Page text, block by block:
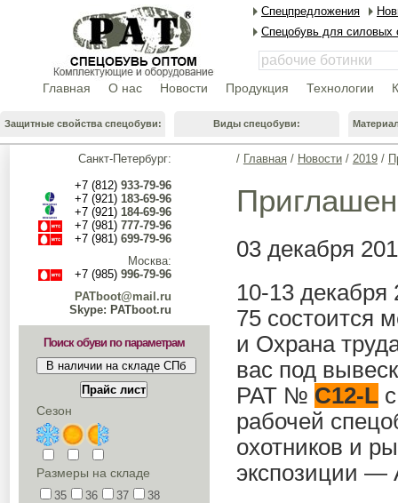
Санкт-Петербург:
+7 (812) 933-79-96
+7 (921) 183-69-96
+7 (921) 184-69-96
+7 (981) 777-79-96
+7 (981) 699-79-96
Москва:
+7 (985) 996-79-96
PATboot@mail.ru
Skype: PATboot.ru
Поиск обуви по параметрам
Сезон
Размеры на складе
35 36 37
38
/ Главная/ Новости/ 2019/
03 декабря
10-13декабря
75 состоится
и Охрана
вас под
РАТ № C12-L
рабочей
охотников и
экспозиции
Спецпредложения
Спецобувь для силовых
Главная О нас Новости Продукция Технологии
Защитные свойства спецобуви: Виды спецобуви: